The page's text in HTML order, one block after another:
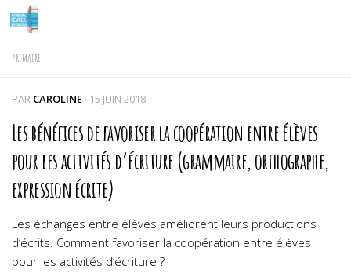
Skip to content
PRIMAIRE
PAR CAROLINE · 15 JUIN 2018
Les bénéfices de favoriser la coopération entre élèves
pour les activités d’écriture (grammaire, orthographe,
expression écrite)
Les échanges entre élèves améliorent leurs productions
d’écrits. Comment favoriser la coopération entre élèves
pour les activités d’écriture ?